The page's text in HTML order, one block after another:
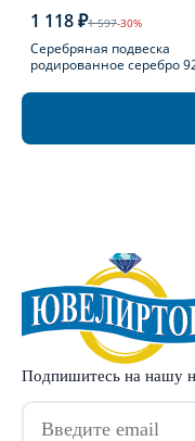
1 118 ₽1 597-30%
Серебряная подвеска
родированное серебро
Подпишитесь на нашу